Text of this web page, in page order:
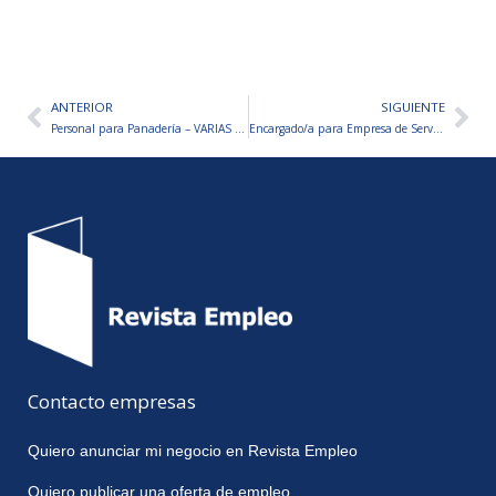
AntANTERIOR
Personal para Panadería – VARIAS VACANTES A CUBRIR
SIGUIENTE
Encargado/a para Empresa de Servicios de Limpieza
Contacto empresas
Quiero anunciar mi negocio en Revista Empleo
Quiero publicar una oferta de empleo